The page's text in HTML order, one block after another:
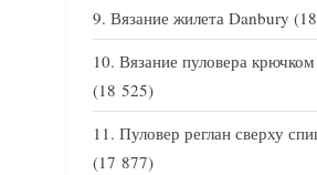
Вязание жилета Danbury
Вязание пуловера
(18 525)
Пуловер реглан сверху
(17 877)